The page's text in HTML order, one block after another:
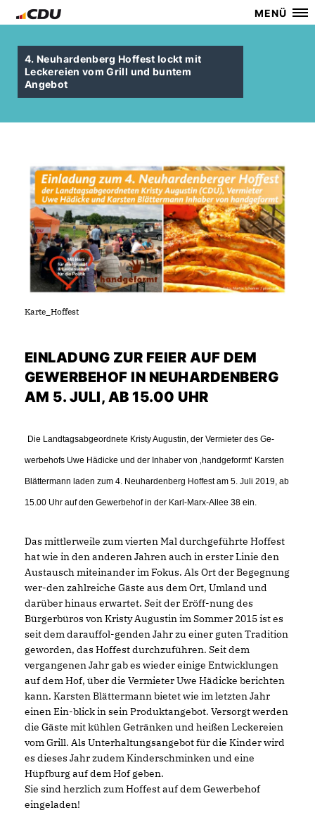
MENÜ
4. Neuhardenberg Hoffest lockt mit
Leckereien vom Grill und buntem
Angebot
Karte_Hoffest
EINLADUNG ZUR FEIER AUF DEM
GEWERBEHOF IN NEUHARDENBERG
AM 5. JULI, AB 15.00 UHR
Die Landtagsabgeordnete Kristy Augustin, der Vermieter des Ge-
werbehofs Uwe Hädicke und der Inhaber von ‚handgeformt‘ Karsten
Blättermann laden zum 4. Neuhardenberg Hoffest am 5. Juli 2019, ab
15.00 Uhr auf den Gewerbehof in der Karl-Marx-Allee 38 ein.
Das mittlerweile zum vierten Mal durchgeführte Hoffest
hat wie in den anderen Jahren auch in erster Linie den
Austausch miteinander im Fokus. Als Ort der Begegnung
wer-den zahlreiche Gäste aus dem Ort, Umland und
darüber hinaus erwartet. Seit der Eröff-nung des
Bürgerbüros von Kristy Augustin im Sommer 2015 ist es
seit dem darauffol-genden Jahr zu einer guten Tradition
geworden, das Hoffest durchzuführen. Seit dem
vergangenen Jahr gab es wieder einige Entwicklungen
auf dem Hof, über die Vermieter Uwe Hädicke berichten
kann. Karsten Blättermann bietet wie im letzten Jahr
einen Ein-blick in sein Produktangebot. Versorgt werden
die Gäste mit kühlen Getränken und heißen Leckereien
vom Grill. Als Unterhaltungsangebot für die Kinder wird
es dieses Jahr zudem Kinderschminken und eine
Hüpfburg auf dem Hof geben.
Sie sind herzlich zum Hoffest auf dem Gewerbehof
eingeladen!